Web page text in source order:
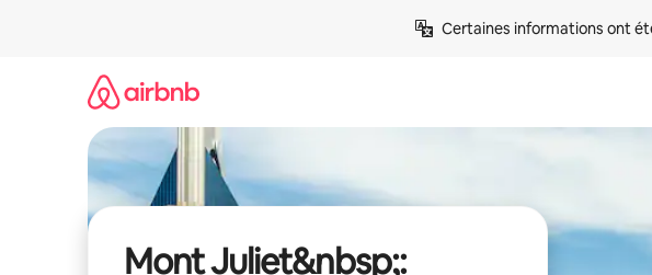
Certaines informations ont
Mont Juliet&nbsp;: